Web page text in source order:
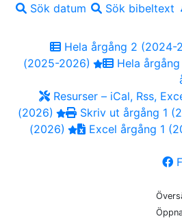
Sök datum
Sök bibeltext
Hela årgång 2 (2024-
(2025-2026)
Hela
Resurser – iCal, Rss,
(2026)
Skriv ut årgång 1
(2026)
Excel årgång 1